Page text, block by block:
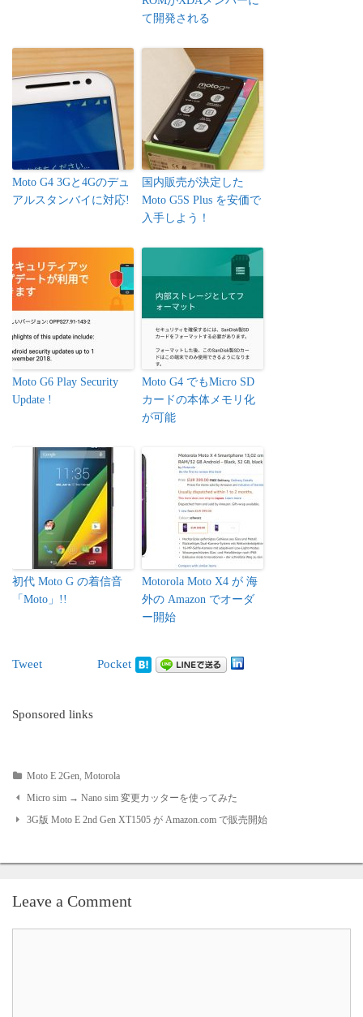
て開発される
Moto G4 3Gと4Gのデュ
アルスタンバイに対応!
国内販売が決定した
Moto G5S Plus を安価で
入手しよう！
Moto G6 Play Security
Update !
Moto G4 でもMicro SD
カードの本体メモリ化
が可能
初代 Moto G の着信音
「Moto」!!
Motorola Moto X4 が 海
外の Amazon でオーダ
ー開始
Tweet Pocket
Sponsored links
Moto E 2Gen, Motorola
Post
Micro sim → Nano sim 変更カッターを使ってみた
3G版 Moto E 2nd Gen XT1505 が Amazon.com で販売開始
Leave a Comment